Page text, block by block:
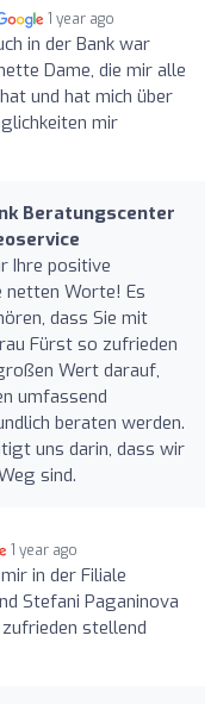
1 year ago
in der Bank war
Dame, die mir alle
und hat mich über
mir
Beratungscenter
Ihre positive
netten Worte! Es
dass Sie mit
Fürst so zufrieden
Wert darauf,
umfassend
beraten werden.
uns darin, dass wir
sind.
1 year ago
in der Filiale
Stefani Paganinova
stellend